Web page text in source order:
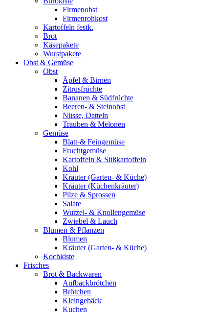
Firmenobst
Firmenrohkost
Kartoffeln festk.
Brot
Käsepakete
Wurstpakete
Obst & Gemüse
Obst
Äpfel & Birnen
Zitrusfrüchte
Bananen & Südfrüchte
Beeren- & Steinobst
Nüsse, Datteln
Trauben & Melonen
Gemüse
Blatt-& Feingemüse
Fruchtgemüse
Kartoffeln & Süßkartoffeln
Kohl
Kräuter (Garten- & Küche)
Kräuter (Küchenkräuter)
Pilze & Sprossen
Salate
Wurzel- & Knollengemüse
Zwiebel & Lauch
Blumen & Pflanzen
Blumen
Kräuter (Garten- & Küche)
Kochkiste
Frisches
Brot & Backwaren
Aufbackbrötchen
Brötchen
Kleingebäck
Kuchen